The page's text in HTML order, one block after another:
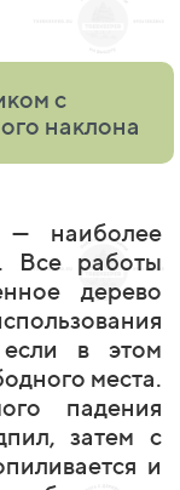
с
наклона
— наиболее
Все работы
дерево
если в этом
места.
падения
затем с
и